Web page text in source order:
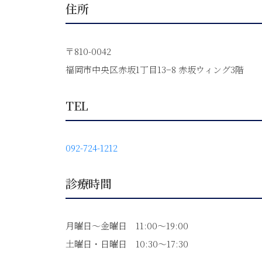
住所
〒810-0042
福岡市中央区赤坂1丁目13−8 赤坂ウィング3階
TEL
092-724-1212
診療時間
月曜日〜金曜日 11:00～19:00
土曜日・日曜日 10:30〜17:30